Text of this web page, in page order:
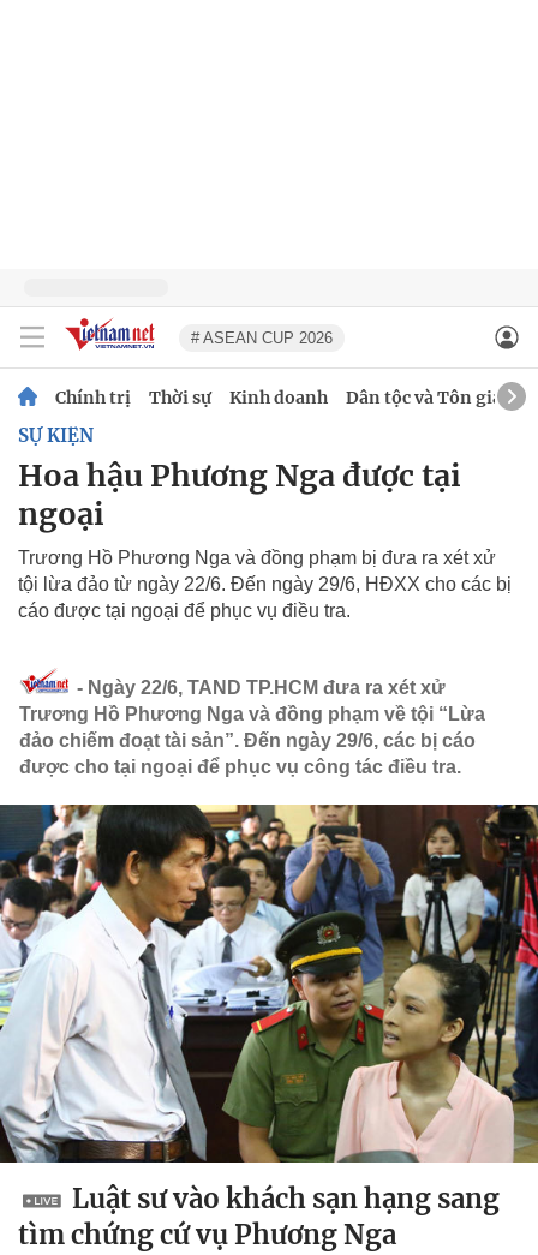
# ASEAN CUP 2026
Chính trị Thời sự Kinh doanh Dân tộc và Tôn giáo
SỰ KIỆN
Hoa hậu Phương Nga được tại
ngoại
Trương Hồ Phương Nga và đồng phạm bị đưa ra xét xử
tội lừa đảo từ ngày 22/6. Đến ngày 29/6, HĐXX cho các bị
cáo được tại ngoại để phục vụ điều tra.
- Ngày 22/6, TAND TP.HCM đưa ra xét xử
Trương Hồ Phương Nga và đồng phạm về tội “Lừa
đảo chiếm đoạt tài sản”. Đến ngày 29/6, các bị cáo
được cho tại ngoại để phục vụ công tác điều tra.
Luật sư vào khách sạn hạng sang
tìm chứng cứ vụ Phương Nga